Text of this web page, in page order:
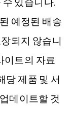
예정된 배송
되지 않습니
이트의 자료
당 제품 및 서
데이트할 것